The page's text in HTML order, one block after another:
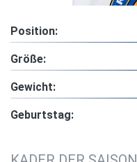
Position:
Größe:
Gewicht:
Geburtstag: